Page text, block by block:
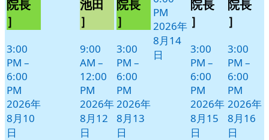
院長
］
3:00
PM –
6:00
PM
2026年
8月10
日
池田
］
9:00
AM –
12:00
PM
2026年
8月12
日
院長
］
3:00
PM –
6:00
PM
2026年
8月13
日
PM
2026年
8月14
日
院長
］
3:00
PM –
6:00
PM
2026年
8月15
日
院長
］
3:00
PM –
6:00
PM
2026年
8月16
日